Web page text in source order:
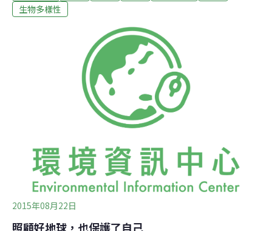
活、生產環節，更加重視的是依附農業的生物多樣性、景
多層次概念，讓農業動態地景更具韌性，得以持續保護利
用。這項框架工具由日本詮釋為保護里山里海的方式，
2011年首度申遺，包括石川縣能登半島及新潟縣佐渡島入
列，目前全日本有11處指定為世界農業遺產。
生物多樣性
2015年08月22日
照顧好地球，也保護了自己